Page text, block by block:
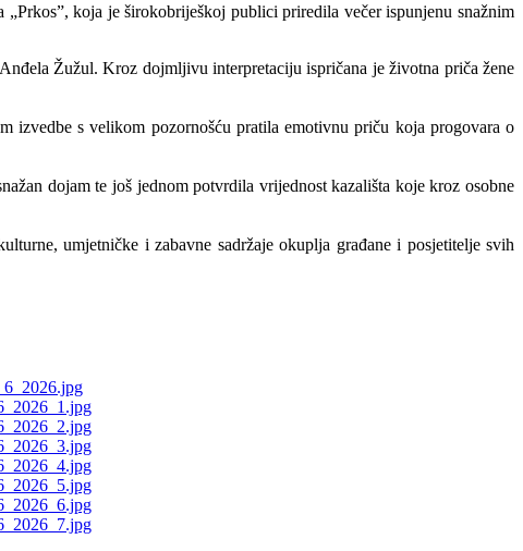
koja je širokobriješkoj publici priredila večer ispunjenu snažnim
Žužul. Kroz dojmljivu interpretaciju ispričana je životna priča žene
izvedbe s velikom pozornošću pratila emotivnu priču koja progovara o
dojam te još jednom potvrdila vrijednost kazališta koje kroz osobne
umjetničke i zabavne sadržaje okuplja građane i posjetitelje svih